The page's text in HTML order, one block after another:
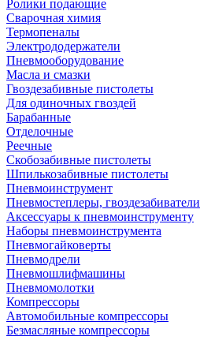
Ролики подающие
Сварочная химия
Термопеналы
Электрододержатели
Пневмооборудование
Масла и смазки
Гвоздезабивные пистолеты
Для одиночных гвоздей
Барабанные
Отделочные
Реечные
Скобозабивные пистолеты
Шпилькозабивные пистолеты
Пневмоинструмент
Пневмостеплеры, гвоздезабиватели
Аксессуары к пневмоинструменту
Наборы пневмоинструмента
Пневмогайковерты
Пневмодрели
Пневмошлифмашины
Пневмомолотки
Компрессоры
Автомобильные компрессоры
Безмасляные компрессоры